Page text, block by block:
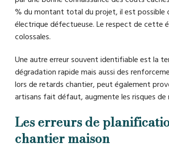
% du montant total du projet, il est possible
électrique défectueuse. Le respect de cette
colossales.
Une autre erreur souvent identifiable est la
dégradation rapide mais aussi des
lors de retards chantier, peut également
artisans fait défaut, augmente les risques
Les erreurs de
chantier maison